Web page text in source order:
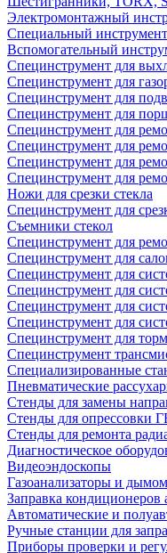
Электромонтажный
Специальный инструмент
Вспомогательный
Специнструмент для
Специнструмент для
Специнструмент для
Специнструмент для
Специнструмент для
Специнструмент для
Специнструмент для
Специнструмент для
Ножи для срезки стекла
Специнструмент для
Съемники стекол
Специнструмент для
Специнструмент для
Специнструмент для
Специнструмент для
Специнструмент для
Специнструмент для
Специнструмент для
Специнструмент
Специализированные
Пневматические
Стенды для замены
Стенды для опрессовки
Стенды для ремонта
Диагностическое
Видеоэндоскопы
Газоанализаторы и
Заправка кондиционеров
Автоматические и
Ручные станции для
Приборы проверки и